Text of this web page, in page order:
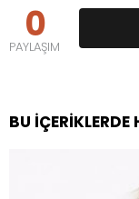
0
PAYLAŞIM
BU